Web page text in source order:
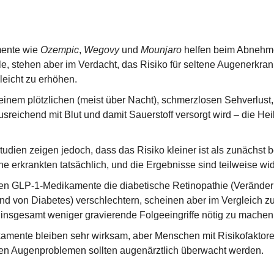
wie Ozempic, Wegovy und Mounjaro helfen beim
stehen aber im Verdacht, das Risiko für seltene
zu erhöhen.
plötzlichen (meist über Nacht), schmerzlosen
mit Blut und damit Sauerstoff versorgt wird – die
zeigen jedoch, dass das Risiko kleiner ist als zunächst
erkrankten tatsächlich, und die Ergebnisse sind teilweise
GLP-1-Medikamente die diabetische Retinopathie
von Diabetes) verschlechtern, scheinen aber im Vergleich
weniger gravierende Folgeeingriffe nötig zu
bleiben sehr wirksam, aber Menschen mit
Augenproblemen sollten augenärztlich überwacht werden.